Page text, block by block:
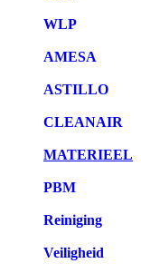
WLP
AMESA
ASTILLO
CLEANAIR
MATERIEEL
PBM
Reiniging
Veiligheid